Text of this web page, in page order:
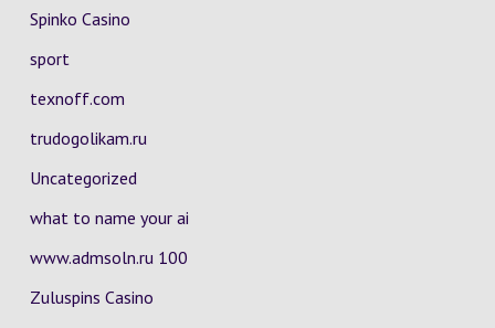
Spinko Casino
sport
texnoff.com
trudogolikam.ru
Uncategorized
what to name your ai
www.admsoln.ru 100
Zuluspins Casino